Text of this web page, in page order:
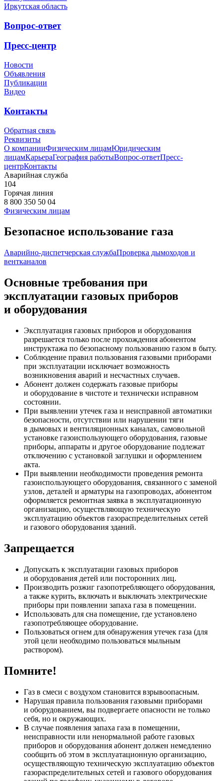
Иркутская область
Вопрос-ответ
Пресс-центр
Новости
Объявления
Публикации
Видео
Контакты
Обратная связь
Реквизиты
О компанииФизическим лицамЮридическим
лицамКарьераГеография работыВопрос-ответПресс-
центрКонтакты
Аварийная служба
104
Горячая линия
8 800 350 50 04
Физическим лицам
Безопасное использование газа
Аварийно-диспетчерская службаПроверка дымоходов и
вентканалов
Основные требования при
эксплуатации газовых приборов
и оборудования
Эксплуатация газовых приборов и оборудования
разрешается только после прохождения абонентом
инструктажа по безопасному пользованию газом в быту.
Соблюдение правил пользования газовыми приборами
при эксплуатации исключает возможность
возникновения аварий и несчастных случаев.
Абонент должен содержать газовые приборы
и оборудование в чистоте и технически исправном
состоянии.
При выявлении утечек газа и неисправной автоматики
безопасности, отсутствии или нарушении тяги
в дымовых и вентиляционных каналах, самовольной
установке газоиспользующего оборудования, газовые
приборы, аппараты и другое оборудование подлежат
отключению с установкой заглушки и оформлением
акта.
При выявлении необходимости проведения ремонта
газоиспользующего оборудования, связанного с заменой
узлов, деталей и арматуры на газопроводах, абонентом
оформляется ремонтная заявка в эксплуатационную
организацию, осуществляющую техническую
эксплуатацию объектов газораспределительных сетей
и газового оборудования зданий.
Запрещается
Допускать к эксплуатации газовых приборов
и оборудования детей или посторонних лиц.
Производить розжиг газопотребляющего оборудования,
а также курить, включать и выключать электрические
приборы при появлении запаха газа в помещении.
Использовать для сна помещение, где установлено
газопотребляющее оборудование.
Пользоваться огнем для обнаружения утечек газа (для
этой цели необходимо пользоваться мыльным
раствором).
Помните!
Газ в смеси с воздухом становится взрывоопасным.
Нарушая правила пользования газовыми приборами
и оборудованием, вы подвергаете опасности не только
себя, но и окружающих.
В случае появления запаха газа в помещении,
неисправности или ненормальной работе газовых
приборов и оборудования абонент должен немедленно
сообщить об этом в эксплуатационную организацию,
осуществляющую техническую эксплуатацию объектов
газораспределительных сетей и газового оборудования